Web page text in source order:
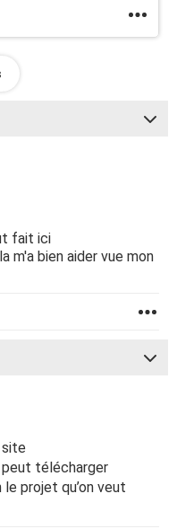
fait ici
m'a bien aider vue mon
site
peut télécharger
projet qu’on veut